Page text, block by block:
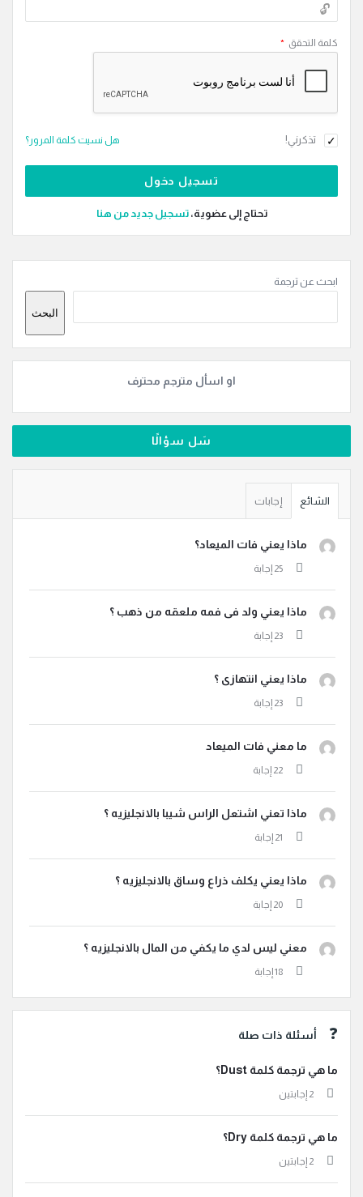
كلمة التحقق *
تذكرني! هل نسيت كلمة المرور؟
تحتاج إلى عضوية،‫تسجيل جديد من هنا
الجانبية
ابحث عن ترجمة
البحث
او اسأل مترجم محترف
سَل سؤالًا
الشائع إجابات
ماذا يعني فات الميعاد؟
ماذا يعني ولد فى فمه ملعقه من ذهب ؟
ماذا يعني انتهازى ؟
ما معني فات الميعاد
ماذا تعني اشتعل الراس شيبا بالانجليزيه ؟
ماذا يعني يكلف ذراع وساق بالانجليزيه ؟
معني ليس لدي ما يكفي من المال بالانجليزيه ؟
أسئلة ذات صلة
ما هي ترجمة كلمة Dust؟
‫2 إجابتين
ما هي ترجمة كلمة Dry؟
‫2 إجابتين